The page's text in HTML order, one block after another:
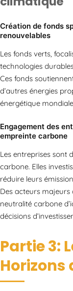
Création de fonds
renouvelables
Les fonds verts,
technologies
Ces fonds
d’autres énergies
énergétique
Engagement des
empreinte carbone
Les entreprises sont
carbone. Elles
réduire leurs
Des acteurs majeurs
neutralité carbone
décisions
Partie 3:
Horizons